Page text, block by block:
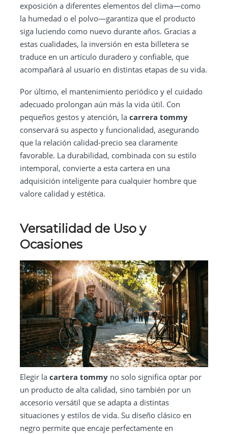
exposición a diferentes elementos del clima—como
la humedad o el polvo—garantiza que el producto
siga luciendo como nuevo durante años. Gracias a
estas cualidades, la inversión en esta billetera se
traduce en un artículo duradero y confiable, que
acompañará al usuario en distintas etapas de su vida.
Por último, el mantenimiento periódico y el cuidado
adecuado prolongan aún más la vida útil. Con
pequeños gestos y atención, la carrera tommy
conservará su aspecto y funcionalidad, asegurando
que la relación calidad-precio sea claramente
favorable. La durabilidad, combinada con su estilo
intemporal, convierte a esta cartera en una
adquisición inteligente para cualquier hombre que
valore calidad y estética.
Versatilidad de Uso y
Ocasiones
Elegir la cartera tommyno solo significa optar por
un producto de alta calidad, sino también por un
accesorio versátil que se adapta a distintas
situaciones y estilos de vida. Su diseño clásico en
negro permite que encaje perfectamente en